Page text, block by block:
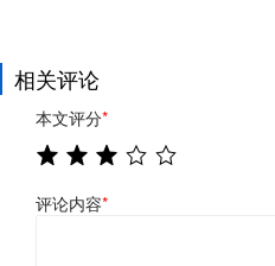
相关评论
本文评分*
评论内容*